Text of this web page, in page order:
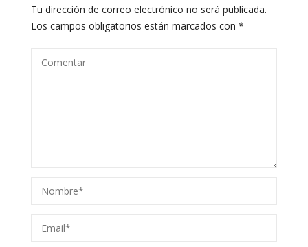
Tu dirección de correo electrónico no será publicada.
Los campos obligatorios están marcados con *